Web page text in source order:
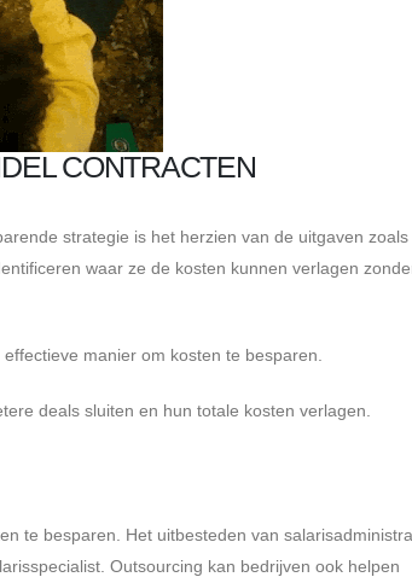
CONTRACTEN
strategie is het herzien van de uitgaven zoals
waar ze de kosten kunnen verlagen
manier om kosten te besparen.
deals sluiten en hun totale kosten verlagen.
te besparen. Het uitbesteden van
Outsourcing kan bedrijven ook helpen